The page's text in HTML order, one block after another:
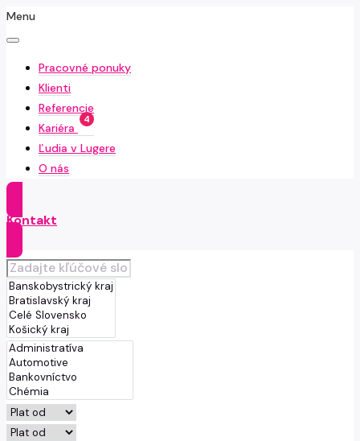
Menu
Pracovné ponuky
Klienti
Referencie
Kariéra
4
Ľudia v Lugere
O nás
Kontakt